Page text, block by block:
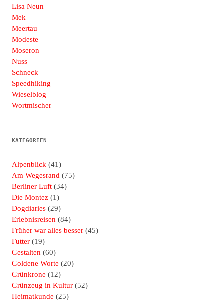
Lisa Neun
Mek
Meertau
Modeste
Moseron
Nuss
Schneck
Speedhiking
Wieselblog
Wortmischer
KATEGORIEN
Alpenblick (41)
Am Wegesrand (75)
Berliner Luft (34)
Die Montez (1)
Dogdiaries (29)
Erlebnisreisen (84)
Früher war alles besser (45)
Futter (19)
Gestalten (60)
Goldene Worte (20)
Grünkrone (12)
Grünzeug in Kultur (52)
Heimatkunde (25)